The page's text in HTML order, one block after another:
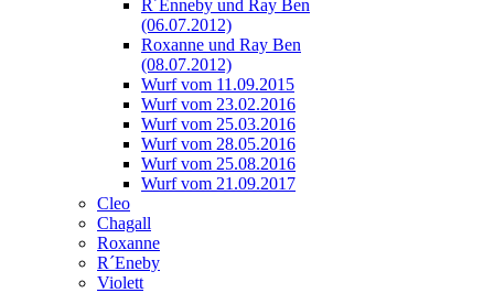
R´Enneby und Ray Ben
(06.07.2012)
Roxanne und Ray Ben
(08.07.2012)
Wurf vom 11.09.2015
Wurf vom 23.02.2016
Wurf vom 25.03.2016
Wurf vom 28.05.2016
Wurf vom 25.08.2016
Wurf vom 21.09.2017
Cleo
Chagall
Roxanne
R´Eneby
Violett